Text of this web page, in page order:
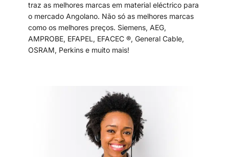
traz as melhores marcas em material eléctrico para
o mercado Angolano. Não só as melhores marcas
como os melhores preços. Siemens, AEG,
AMPROBE, EFAPEL, EFACEC ®, General Cable,
OSRAM, Perkins e muito mais!